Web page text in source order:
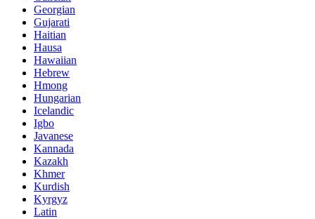
Georgian
Gujarati
Haitian
Hausa
Hawaiian
Hebrew
Hmong
Hungarian
Icelandic
Igbo
Javanese
Kannada
Kazakh
Khmer
Kurdish
Kyrgyz
Latin